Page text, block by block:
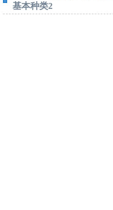
基本种类2